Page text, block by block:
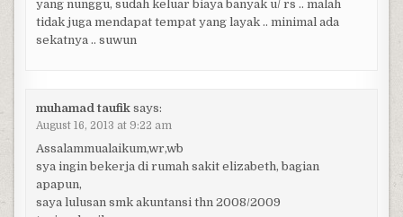
yang nunggu, sudah keluar biaya banyak u/ rs .. malah
tidak juga mendapat tempat yang layak .. minimal ada
sekatnya .. suwun
muhamad taufik says:
August 16, 2013 at 9:22 am
Assalammualaikum,wr,wb
sya ingin bekerja di rumah sakit elizabeth, bagian
apapun,
saya lulusan smk akuntansi thn 2008/2009